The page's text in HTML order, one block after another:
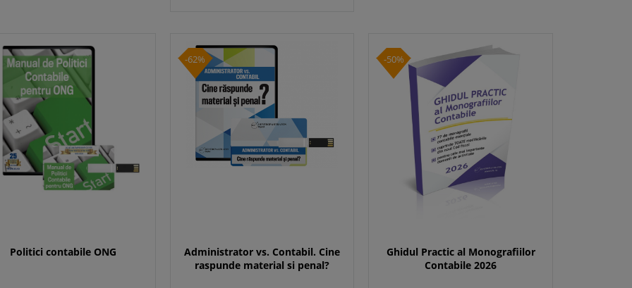
Politici contabile ONG
-62%
Administrator vs. Contabil. Cine
raspunde material si penal?
-50%
Ghidul Practic al Monografiilor
Contabile 2026